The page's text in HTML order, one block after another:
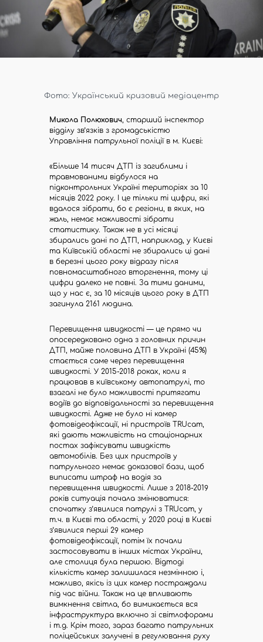
Фото: Український кризовий медіацентр
Микола Полюхович, старший інспектор
відділу зв’язків з громадськістю
Управління патрульної поліції в м. Києві:
«Більше 14 тисяч ДТП із загиблими і
травмованими відбулося на
підконтрольних Україні територіях за 10
місяців 2022 року. І це тільки ті цифри, які
вдалося зібрати, бо є регіони, в яких, на
жаль, немає можливості зібрати
статистику. Також не в усі місяці
збирались дані по ДТП, наприклад, у Києві
та Київській області не збирались ці дані
в березні цього року відразу після
повномасштабного вторгнення, тому ці
цифри далеко не повні. За тими даними,
що у нас є, за 10 місяців цього року в ДТП
загинула 2161 людина.
Перевищення швидкості — це прямо чи
опосередковано одна з головних причин
ДТП, майже половина ДТП в Україні (45%)
стається саме через перевищення
швидкості. У 2015-2018 роках, коли я
працював в київському автопатрулі, то
взагалі не було можливості притягати
водіїв до відповідальності за перевищення
швидкості. Адже не було ні камер
фотовідеофіксації, ні пристроїв TRUcam,
які дають можливість на стаціонарних
постах зафіксувати швидкість
автомобілів. Без цих пристроїв у
патрульного немає доказової бази, щоб
виписати штраф на водія за
перевищення швидкості. Лише з 2018-2019
років ситуація почала змінюватися:
спочатку з’явилися патрулі з TRUcam, у
т.ч. в Києві та області, у 2020 році в Києві
з’явилися перші 29 камер
фотовідеофіксації, потім їх почали
застосовувати в інших містах України,
але столиця була першою. Відтоді
кількість камер залишилася незмінною і,
можливо, якісь із цих камер постраждали
під час війни. Також на це впливають
вимкнення світла, бо вимикається вся
інфраструктура включно зі світлофорами
і т.д. Крім того, зараз багато патрульних
поліцейських залучені в регулювання руху